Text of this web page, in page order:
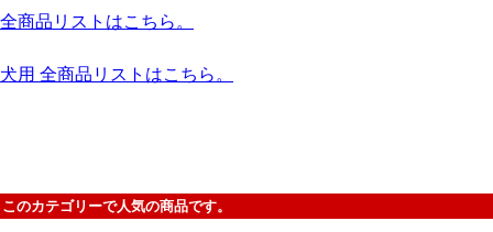
全商品リストはこちら。
犬用 全商品リストはこちら。
このカテゴリーで人気の商品です。